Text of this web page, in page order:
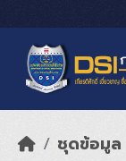
ชุดข้อมูล